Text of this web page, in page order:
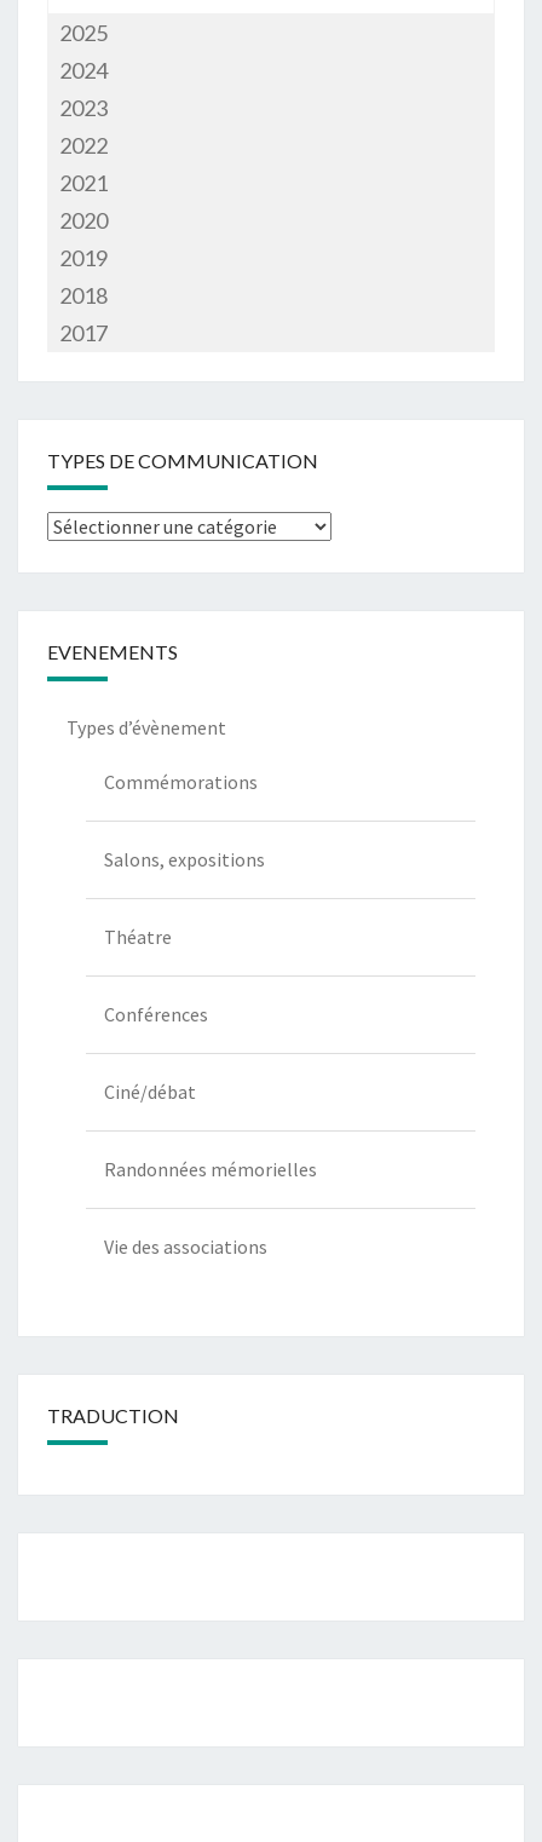
2025
2024
2023
2022
2021
2020
2019
2018
2017
TYPES DE COMMUNICATION
Types
EVENEMENTS
Types d’évènement
Commémorations
Salons, expositions
Théatre
Conférences
Ciné/débat
Randonnées mémorielles
Vie des associations
TRADUCTION